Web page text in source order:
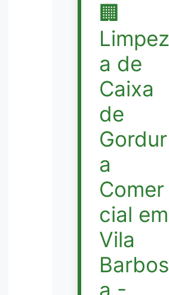
🏢
Limpez
a de
Caixa
de
Gordur
a
Comer
cial em
Vila
Barbos
a -